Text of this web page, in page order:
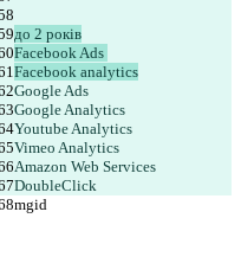
до 2 років
Facebook Ads
Facebook analytics
Google Ads
Google Analytics
Youtube Analytics
Vimeo Analytics
Amazon Web Services
DoubleClick
mgid